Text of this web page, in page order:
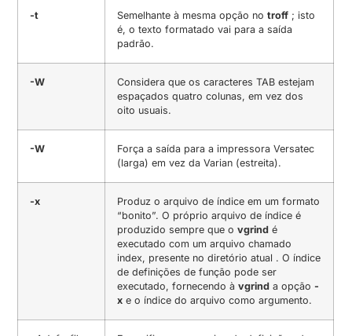
-t Semelhante à mesma opção notroff ; isto
é, o texto formatado vai para a saída
padrão.
-W
Considera que os caracteres TAB estejam
espaçados quatro colunas, em vez dos
oito usuais.
-W
Força a saída para a impressora Versatec
(larga) em vez da Varian (estreita).
-x
Produz o arquivo de índice em um formato
“bonito”. O próprio arquivo de índice é
produzido sempre que ovgrind é
executado com um arquivo chamado
index, presente no diretório atual . O índice
de definições de função pode ser
executado, fornecendo àvgrind a opção-
x e o índice do arquivo como argumento.